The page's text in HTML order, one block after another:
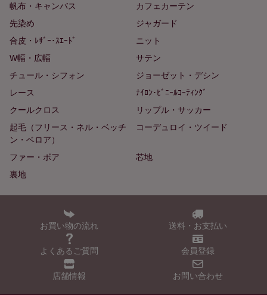
帆布・キャンバス
カフェカーテン
先染め
ジャガード
合皮・ﾚｻﾞｰ･ｽｴｰﾄﾞ
ニット
W幅・広幅
サテン
チュール・シフォン
ジョーゼット・デシン
レース
ﾅｲﾛﾝ･ﾋﾞﾆｰﾙｺｰﾃｨﾝｸﾞ
クールクロス
リップル・サッカー
起毛（フリース・ネル・ベッチ
ン・ベロア）
コーデュロイ・ツイード
ファー・ボア
芯地
裏地
お買い物の流れ 送料・お支払い
よくあるご質問 会員登録
店舗情報 お問い合わせ